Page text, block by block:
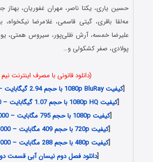
حسین یاری، یکتا ناصر، مهران غفوریان، بهناز
مه‌لقا باقری، گیتی قاسمی، غلامرضا نیکخواه،
علیرضا خمسه، آرش ظلی‌پور، سیروس همتی،
پولادی، صفر کشکولی و…
(دانلود قانونی با مصرف اینترنت نیم
[کیفیت 1080p BluRay با حجم 2.94 گیگابایت – 20.000 تومان
[کیفیت 1080p HQ با حجم 1.07 گیگابایت – 18.000 تومان
[کیفیت 1080p با حجم 795 مگابایت – 15.000 تومان
[کیفیت 720p با حجم 409 مگابایت – 13.000 تومان
[کیفیت 480p با حجم 288 مگابایت – 12.000 تومان
[دانلود فصل دوم نیسان آبی قسمت